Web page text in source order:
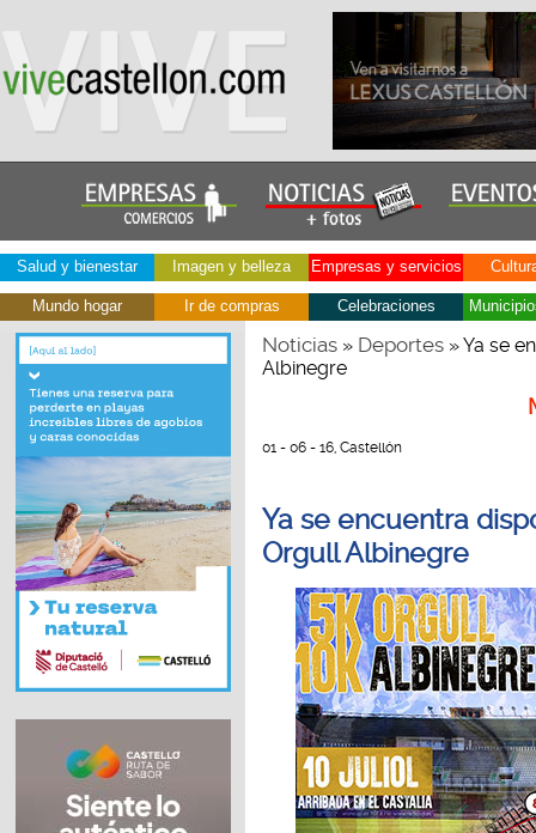
Salud y bienestar Imagen y belleza Empresas y servicios
Mundo hogar Ir de compras Celebraciones
Noticias» Deportes» Ya se
Albinegre
01 - 06 - 16, Castellón
Ya se encuentra
Orgull Albinegre